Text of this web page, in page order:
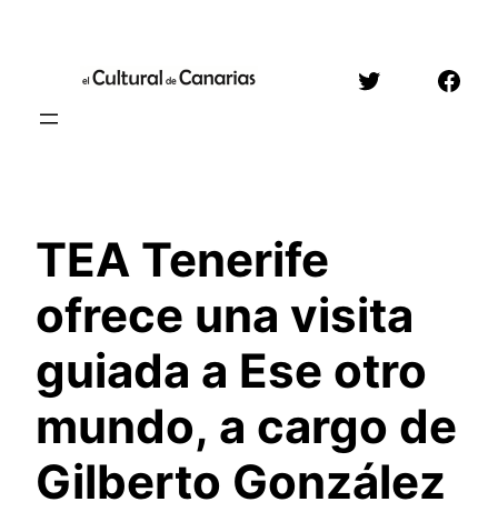
contenido
Twitter
TEA Tenerife
ofrece una visita
guiada a Ese otro
mundo, a cargo de
Gilberto González